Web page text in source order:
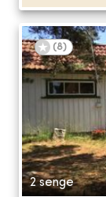
(8)
2 senge